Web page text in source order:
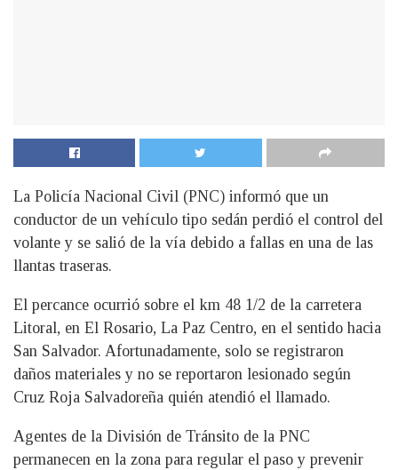
La Policía Nacional Civil (PNC) informó que un
conductor de un vehículo tipo sedán perdió el control del
volante y se salió de la vía debido a fallas en una de las
llantas traseras.
El percance ocurrió sobre el km 48 1/2 de la carretera
Litoral, en El Rosario, La Paz Centro, en el sentido hacia
San Salvador. Afortunadamente, solo se registraron
daños materiales y no se reportaron lesionado según
Cruz Roja Salvadoreña quién atendió el llamado.
Agentes de la División de Tránsito de la PNC
permanecen en la zona para regular el paso y prevenir